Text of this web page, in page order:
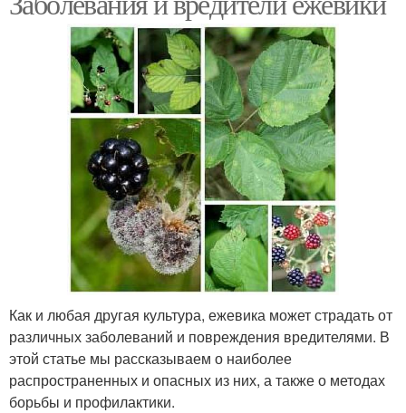
Как и любая другая культура, ежевика может страдать от
различных заболеваний и повреждения вредителями. В
этой статье мы рассказываем о наиболее
распространенных и опасных из них, а также о методах
борьбы и профилактики.